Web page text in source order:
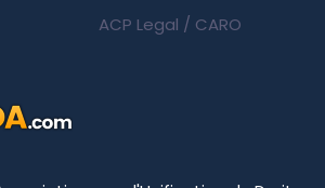
ACP Legal / CARO